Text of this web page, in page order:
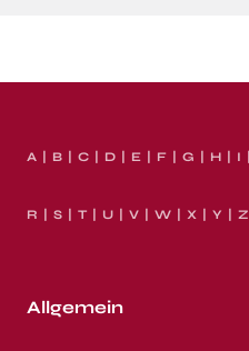
A B C D E F G H I
R S T U V W X Y Z
Allgemein